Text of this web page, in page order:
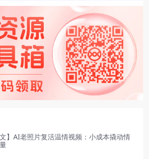
文】AI老照片复活温情视频：小成本撬动情